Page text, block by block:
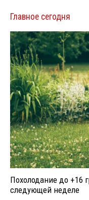
Главное сегодня
Похолодание до +16
следующей неделе